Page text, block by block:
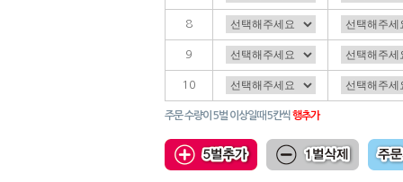
8
9
10
주문 수량이 5벌 이상일때 5칸씩행추가